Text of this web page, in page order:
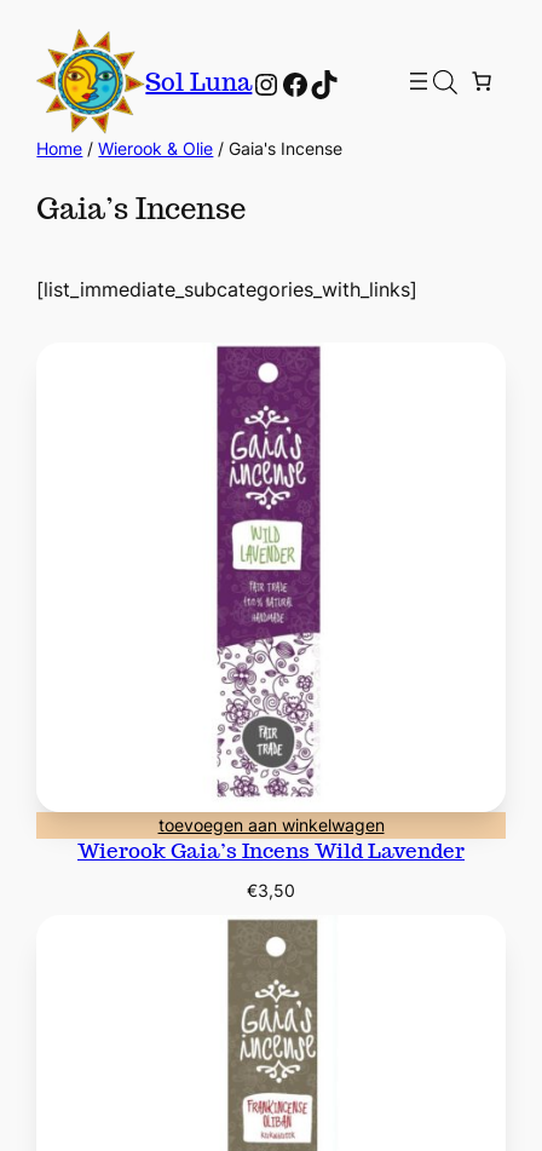
Sol LunaInstagram
Facebook
TikTok
Home /Wierook & Olie / Gaia's Incense
Gaia’s Incense
[list_immediate_subcategories_with_links]
toevoegen aan winkelwagen
Wierook Gaia’s Incens Wild Lavender
€3,50